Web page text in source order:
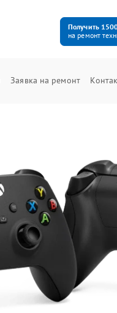
Получить
на ремонт
Заявка на ремонт